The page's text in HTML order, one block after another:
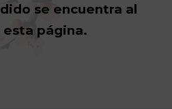
se encuentra al
esta página.